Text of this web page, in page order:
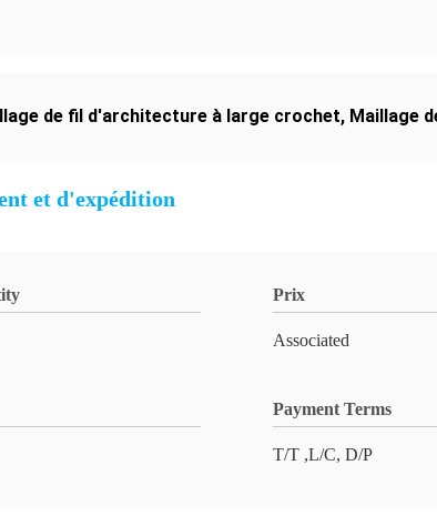
de fil d'architecture à large crochet, Maillage
et d'expédition
Prix
Associated
Payment Terms
T/T ,L/C, D/P